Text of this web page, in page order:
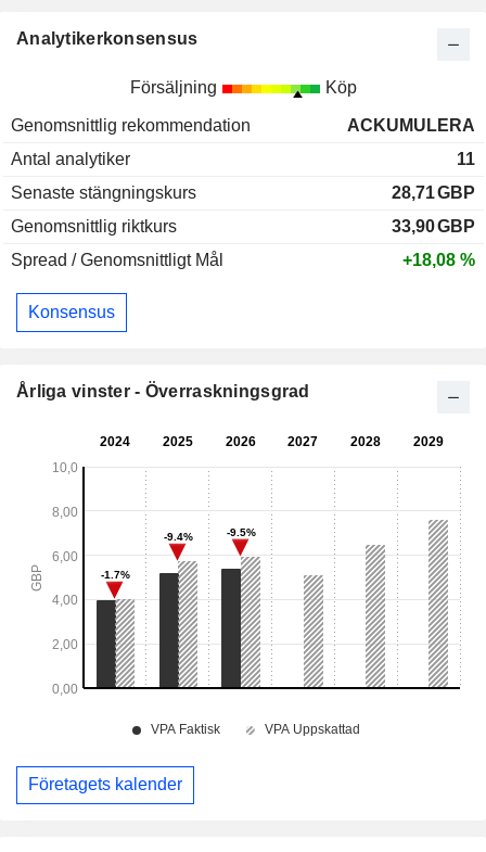
Analytikerkonsensus
Försäljning Köp
Genomsnittlig rekommendation
ACKUMULERA
Antal analytiker
11
Senaste stängningskurs
28,71GBP
Genomsnittlig riktkurs
33,90GBP
Spread / Genomsnittligt Mål
+18,08 %
Konsensus
Årliga vinster - Överraskningsgrad
Företagets kalender